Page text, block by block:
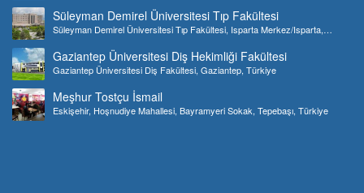
Süleyman Demirel Üniversitesi Tıp Fakültesi
Süleyman Demirel Üniversitesi Tıp Fakültesi, Isparta Merkez/Isparta,
Gaziantep Üniversitesi Diş Hekimliği Fakültesi
Gaziantep Üniversitesi Diş Fakültesi, Gaziantep, Türkiye
Meşhur Tostçu İsmail
Eskişehir, Hoşnudiye Mahallesi, Bayramyeri Sokak, Tepebaşı, Türkiye